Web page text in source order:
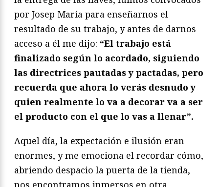
por Josep Maria para enseñarnos el
resultado de su trabajo, y antes de darnos
acceso a él me dijo: “El trabajo está
finalizado según lo acordado, siguiendo
las directrices pautadas y pactadas, pero
recuerda que ahora lo verás desnudo y
quien realmente lo va a decorar va a ser
el producto con el que lo vas a llenar”.
Aquel día, la expectación e ilusión eran
enormes, y me emociona el recordar cómo,
abriendo despacio la puerta de la tienda,
nos encontramos inmersos en otra